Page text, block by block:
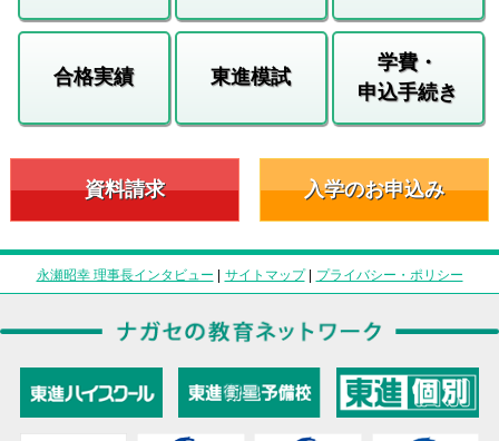
合格実績 東進模試
学費・
申込手続き
資料請求 入学のお申込み
永瀬昭幸 理事長インタビュー | サイトマップ| プライバシー・ポリシー